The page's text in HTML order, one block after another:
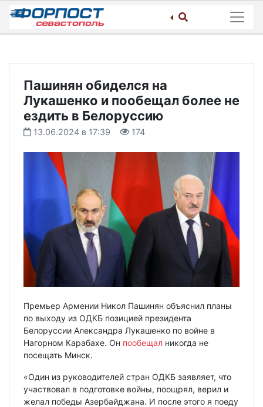
Skip
content
Пашинян обиделся на
Лукашенко и пообещал более не
ездить в Белоруссию
13.06.2024 в 17:39 174
Премьер Армении Никол Пашинян объяснил планы
по выходу из ОДКБ позицией президента
Белоруссии Александра Лукашенко по войне в
Нагорном Карабахе. Он пообещал никогда не
посещать Минск.
«Один из руководителей стран ОДКБ заявляет, что
участвовал в подготовке войны, поощрял, верил и
желал победы Азербайджана. И после этого я поеду